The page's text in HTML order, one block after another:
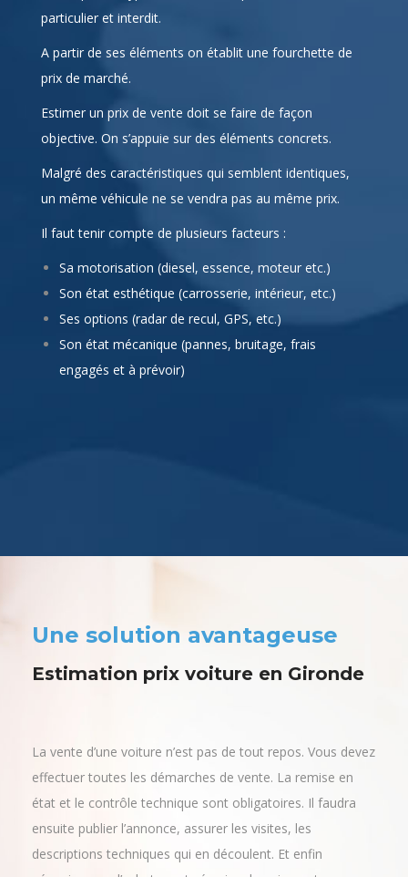
particulier et interdit.
A partir de ses éléments on établit une fourchette de
prix de marché.
Estimer un prix de vente doit se faire de façon
objective. On s’appuie sur des éléments concrets.
Malgré des caractéristiques qui semblent identiques,
un même véhicule ne se vendra pas au même prix.
Il faut tenir compte de plusieurs facteurs :
Sa motorisation (diesel, essence, moteur etc.)
Son état esthétique (carrosserie, intérieur, etc.)
Ses options (radar de recul, GPS, etc.)
Son état mécanique (pannes, bruitage, frais
engagés et à prévoir)
Une solution avantageuse
Estimation prix voiture en Gironde
La vente d’une voiture n’est pas de tout repos. Vous devez
effectuer toutes les démarches de vente. La remise en
état et le contrôle technique sont obligatoires. Il faudra
ensuite publier l’annonce, assurer les visites, les
descriptions techniques qui en découlent. Et enfin